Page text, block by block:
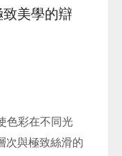
美學的辯
色彩在不同光
次與極致絲滑的